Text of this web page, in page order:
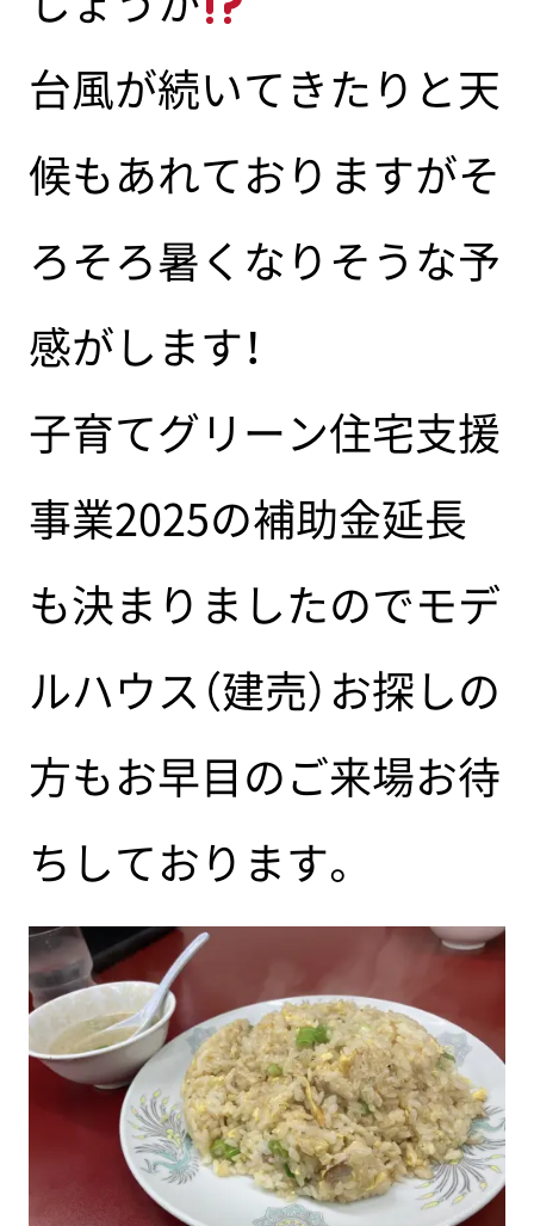
台風が続いてきたりと天
候もあれておりますがそ
ろそろ暑くなりそうな予
感がします！
子育てグリーン住宅支援
事業2025の補助金延長
も決まりましたのでモデ
ルハウス（建売）お探しの
方もお早目のご来場お待
ちしております。